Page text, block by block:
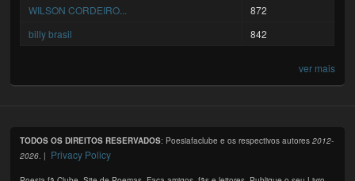
WILSON CORDEIRO...
872
billy brasil
842
ver mais
TODOS OS DIREITOS RESERVADOS: Poesiafaclube e os respectivos autores2012-
2026. | Privacy Policy